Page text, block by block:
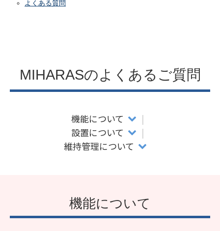
よくある質問
MIHARASのよくあるご質問
機能について
設置について
維持管理について
機能について